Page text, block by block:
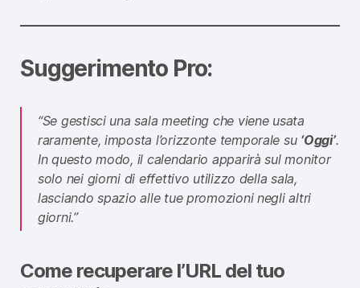
Suggerimento Pro:
“Se gestisci una sala meeting che viene usata
raramente, imposta l’orizzonte temporale su ‘Oggi’.
In questo modo, il calendario apparirà sul monitor
solo nei giorni di effettivo utilizzo della sala,
lasciando spazio alle tue promozioni negli altri
giorni.”
Come recuperare l’URL del tuo